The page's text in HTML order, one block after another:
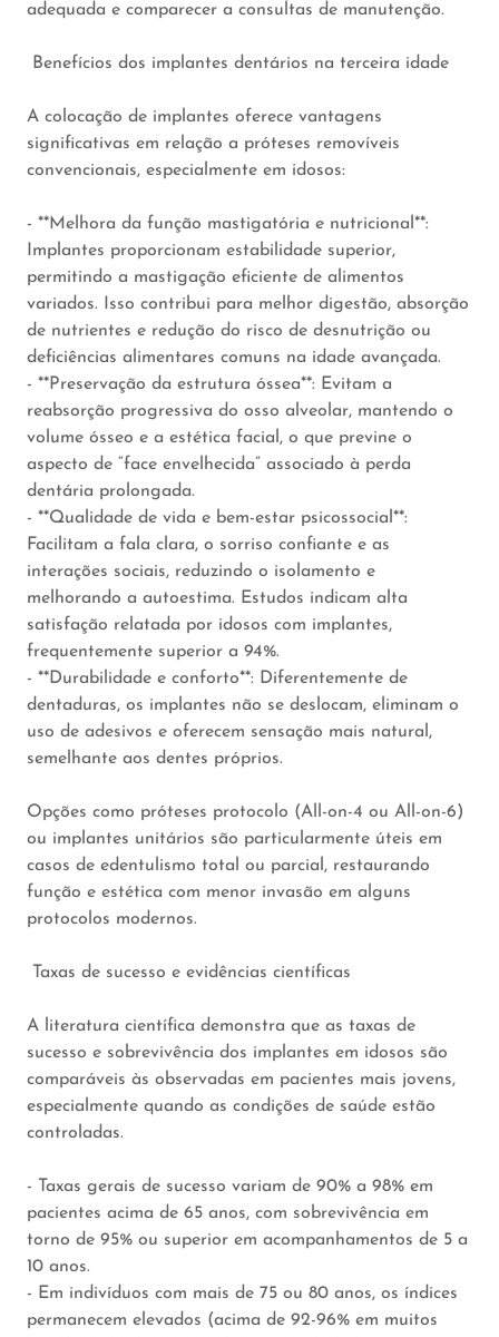
adequada e comparecer a consultas de manutenção.
Benefícios dos implantes dentários na terceira idade
A colocação de implantes oferece vantagens
significativas em relação a próteses removíveis
convencionais, especialmente em idosos:
- **Melhora da função mastigatória e nutricional**:
Implantes proporcionam estabilidade superior,
permitindo a mastigação eficiente de alimentos
variados. Isso contribui para melhor digestão, absorção
de nutrientes e redução do risco de desnutrição ou
deficiências alimentares comuns na idade avançada.
- **Preservação da estrutura óssea**: Evitam a
reabsorção progressiva do osso alveolar, mantendo o
volume ósseo e a estética facial, o que previne o
aspecto de “face envelhecida” associado à perda
dentária prolongada.
- **Qualidade de vida e bem-estar psicossocial**:
Facilitam a fala clara, o sorriso confiante e as
interações sociais, reduzindo o isolamento e
melhorando a autoestima. Estudos indicam alta
satisfação relatada por idosos com implantes,
frequentemente superior a 94%.
- **Durabilidade e conforto**: Diferentemente de
dentaduras, os implantes não se deslocam, eliminam o
uso de adesivos e oferecem sensação mais natural,
semelhante aos dentes próprios.
Opções como próteses protocolo (All-on-4 ou All-on-6)
ou implantes unitários são particularmente úteis em
casos de edentulismo total ou parcial, restaurando
função e estética com menor invasão em alguns
protocolos modernos.
Taxas de sucesso e evidências científicas
A literatura científica demonstra que as taxas de
sucesso e sobrevivência dos implantes em idosos são
comparáveis às observadas em pacientes mais jovens,
especialmente quando as condições de saúde estão
controladas.
- Taxas gerais de sucesso variam de 90% a 98% em
pacientes acima de 65 anos, com sobrevivência em
torno de 95% ou superior em acompanhamentos de 5 a
10 anos.
- Em indivíduos com mais de 75 ou 80 anos, os índices
permanecem elevados (acima de 92-96% em muitos